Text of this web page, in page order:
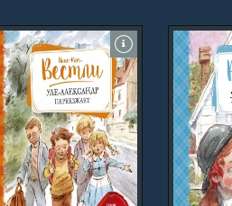
Эпилог. На Николаевском вокзале